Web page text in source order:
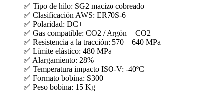
✅ Tipo de hilo: SG2 macizo cobreado
✅ Clasificación AWS: ER70S-6
✅ Polaridad: DC+
✅ Gas compatible: CO2 / Argón + CO2
✅ Resistencia a la tracción: 570 – 640 MPa
✅ Límite elástico: 480 MPa
✅ Alargamiento: 28%
✅ Temperatura impacto ISO-V: -40ºC
✅ Formato bobina: S300
✅ Peso bobina: 15 Kg